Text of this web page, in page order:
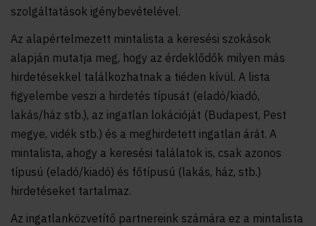
szolgáltatások igénybevételével.
Az alapértelmezett mintalista a keresési szokások
alapján mutatja meg, hogy az érdeklődők milyen más
hirdetésekkel találkozhatnak a tiéden kívül. A lista
figyelembe veszi a hirdetés típusát (eladó/kiadó,
lakás/ház stb.), az ingatlan lokációját (Budapest, Pest
megye, vidék stb.) és a meghirdetett ingatlan árát. A
mintalista, ahogy a keresési találatok is, csak azonos
típusú (eladó/kiadó) és főtípusú (lakás, ház, stb.)
hirdetéseket tartalmaz.
Az ingatlanközvetítő partnereink számára ez a mintalista